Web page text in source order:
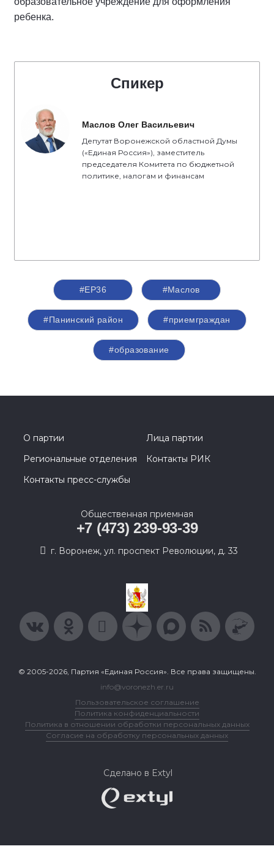
ребенка.
Спикер
Маслов Олег Васильевич
Депутат Воронежской областной Думы
(«Единая Россия»), заместитель
председателя Комитета по бюджетной
политике, налогам и финансам
#ЕР36 #Маслов
#Панинский район #приемграждан
#образование
О партии
Лица партии
Региональные отделения
Контакты РИК
Контакты пресс-службы
Общественная приемная
+7 (473) 239-93-39
г. Воронеж, ул. проспект Революции, д. 33
© 2005-2026, Партия «Единая Россия». Все права защищены.
info@voronezh.er.ru
Пользовательское соглашение
Политика конфиденциальности
Политика в отношении обработки персональных данных
Согласие на обработку персональных данных
Сделано в Extyl